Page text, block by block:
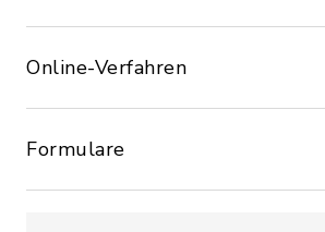
Online-Verfahren
Formulare